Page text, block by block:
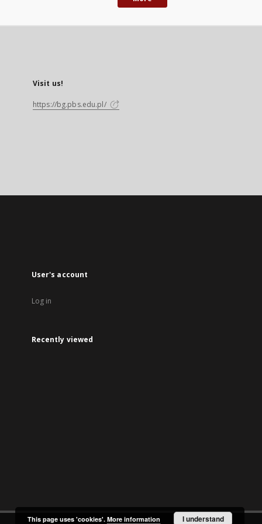
Visit us!
https://bg.pbs.edu.pl/
User's account
Log in
Recently viewed
This page uses 'cookies'. More information I understand